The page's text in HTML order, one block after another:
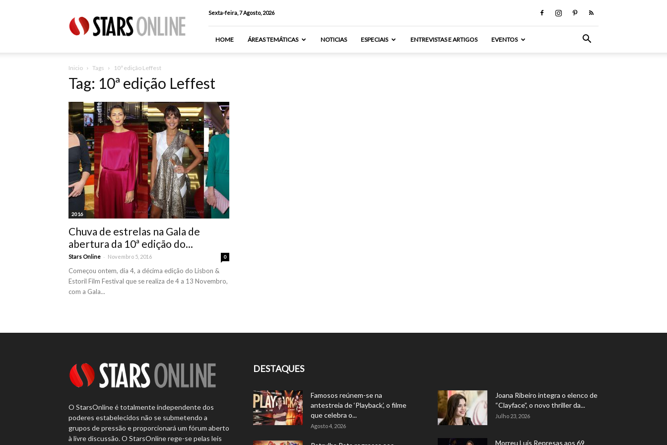
Online
Sexta-feira, 7 Agosto, 2026
HOME ÁREAS TEMÁTICAS NOTICIAS ESPECIAIS ENTREVISTAS E ARTIGOS EVENTOS
Inicio Tags 10ª edição Leffest
Tag: 10ª edição Leffest
2016
Chuva de estrelas na Gala de
abertura da 10ª edição do...
Stars Online - Novembro 5, 2016 0
Começou ontem, dia 4, a décima edição do Lisbon &
Estoril Film Festival que se realiza de 4 a 13 Novembro,
com a Gala...
O StarsOnline é totalmente independente dos
poderes estabelecidos não se submetendo a
grupos de pressão e proporcionará um fórum aberto
à livre discussão. O StarsOnline rege-se pelas leis
DESTAQUES
Famosos reúnem-se na
antestreia de ‘Playback’, o filme
que celebra o...
Agosto 4, 2026
Joana Ribeiro integra o elenco de
“Clayface”, o novo thriller da...
Julho 23, 2026
Morreu Luís Represas aos 69